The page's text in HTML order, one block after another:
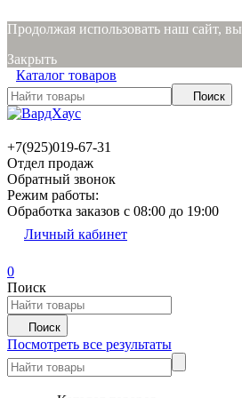
Продолжая использовать наш сайт, вы
Закрыть
Каталог товаров
Поиск
+7(925)019-67-31
Отдел продаж
Обратный звонок
Режим работы:
Обработка заказов с 08:00 до 19:00
Личный кабинет
0
Поиск
Поиск
Посмотреть все результаты